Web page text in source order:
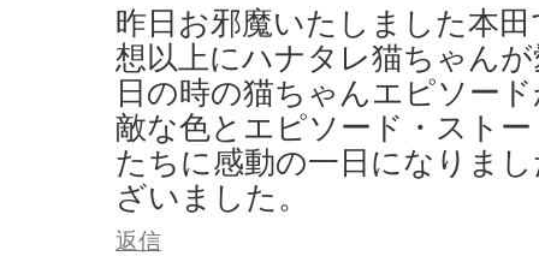
昨日お邪魔いたしました本
想以上にハナタレ猫ちゃん
日の時の猫ちゃんエピソー
敵な色とエピソード・スト
たちに感動の一日になりま
ざいました。
返信